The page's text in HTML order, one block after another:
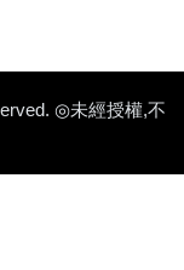
◎未經授權,不